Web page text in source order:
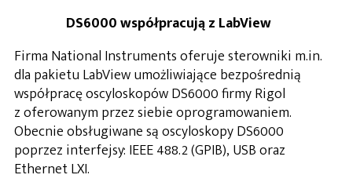
DS6000 współpracują z LabView
Firma National Instruments oferuje sterowniki m.in.
dla pakietu LabView umożliwiające bezpośrednią
współpracę oscyloskopów DS6000 firmy Rigol
z oferowanym przez siebie oprogramowaniem.
Obecnie obsługiwane są oscyloskopy DS6000
poprzez interfejsy: IEEE 488.2 (GPIB), USB oraz
Ethernet LXI.